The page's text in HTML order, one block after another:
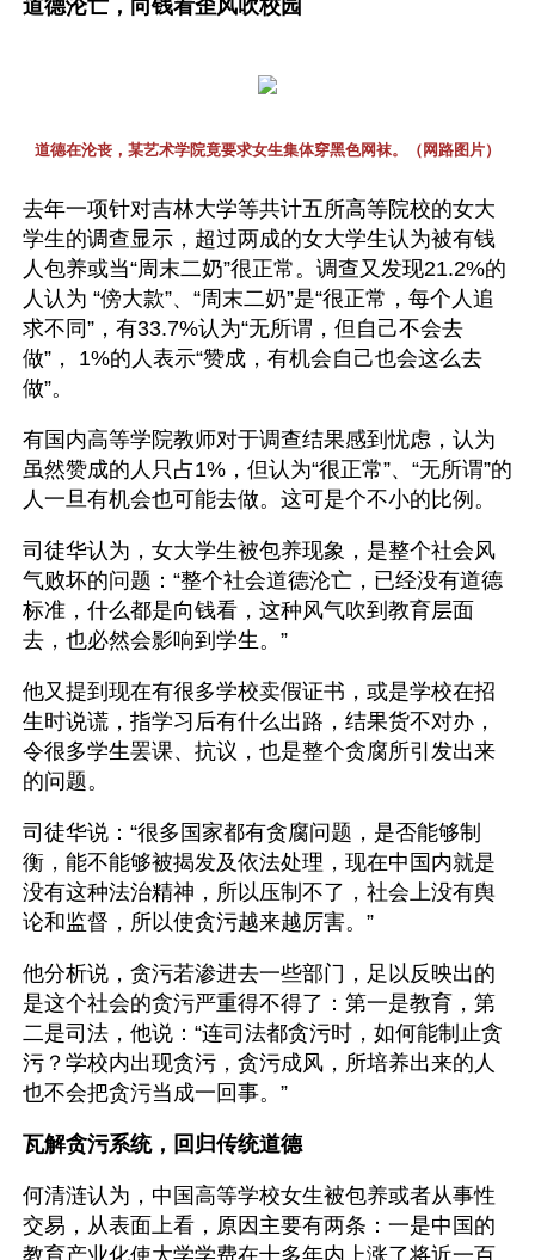
道德沦亡，向钱看歪风吹校园
道德在沦丧，某艺术学院竟要求女生集体穿黑色网袜。（网路图片）
去年一项针对吉林大学等共计五所高等院校的女大
学生的调查显示，超过两成的女大学生认为被有钱
人包养或当“周末二奶”很正常。调查又发现21.2%的
人认为 “傍大款”、“周末二奶”是“很正常，每个人追
求不同”，有33.7%认为“无所谓，但自己不会去
做”， 1%的人表示“赞成，有机会自己也会这么去
做”。
有国内高等学院教师对于调查结果感到忧虑，认为
虽然赞成的人只占1%，但认为“很正常”、“无所谓”的
人一旦有机会也可能去做。这可是个不小的比例。
司徒华认为，女大学生被包养现象，是整个社会风
气败坏的问题：“整个社会道德沦亡，已经没有道德
标准，什么都是向钱看，这种风气吹到教育层面
去，也必然会影响到学生。”
他又提到现在有很多学校卖假证书，或是学校在招
生时说谎，指学习后有什么出路，结果货不对办，
令很多学生罢课、抗议，也是整个贪腐所引发出来
的问题。
司徒华说：“很多国家都有贪腐问题，是否能够制
衡，能不能够被揭发及依法处理，现在中国内就是
没有这种法治精神，所以压制不了，社会上没有舆
论和监督，所以使贪污越来越厉害。”
他分析说，贪污若渗进去一些部门，足以反映出的
是这个社会的贪污严重得不得了：第一是教育，第
二是司法，他说：“连司法都贪污时，如何能制止贪
污？学校内出现贪污，贪污成风，所培养出来的人
也不会把贪污当成一回事。”
瓦解贪污系统，回归传统道德
何清涟认为，中国高等学校女生被包养或者从事性
交易，从表面上看，原因主要有两条：一是中国的
教育产业化使大学学费在十多年内上涨了将近一百